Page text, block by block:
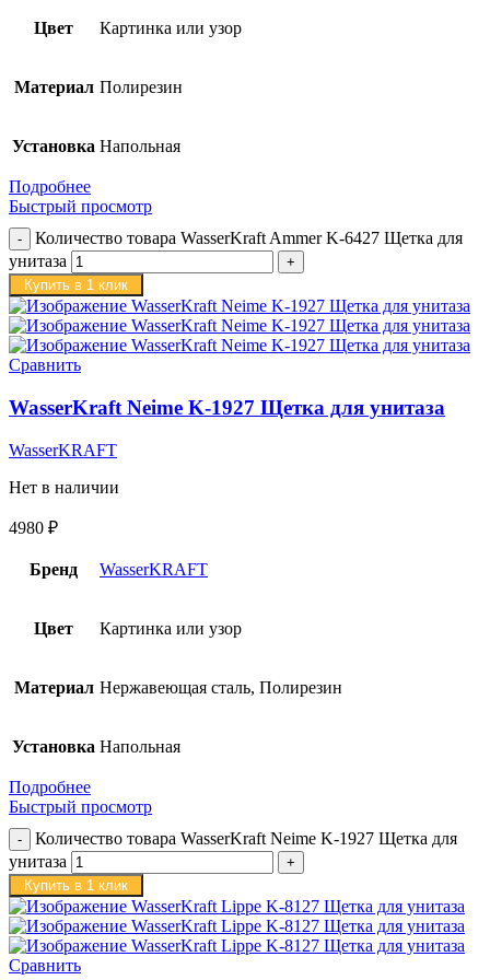
Цвет Картинка или узор
Материал Полирезин
Установка Напольная
Подробнее
Быстрый просмотр
Количество товара WasserKraft Ammer K-6427 Щетка для
унитаза
Купить в 1 клик
Сравнить
WasserKraft Neime K-1927 Щетка для унитаза
WasserKRAFT
Нет в наличии
4980 ₽
Бренд WasserKRAFT
Цвет Картинка или узор
Материал Нержавеющая сталь, Полирезин
Установка Напольная
Подробнее
Быстрый просмотр
Количество товара WasserKraft Neime K-1927 Щетка для
унитаза
Купить в 1 клик
Сравнить